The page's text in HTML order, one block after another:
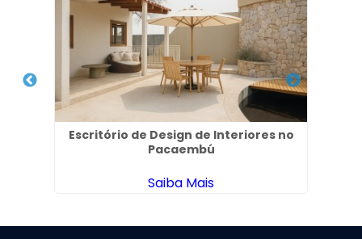
Escritório de Design de Interiores no
Pacaembú
Saiba Mais